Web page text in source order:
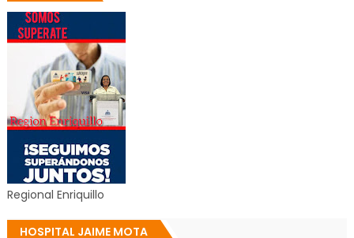
Regional Enriquillo
HOSPITAL JAIME MOTA